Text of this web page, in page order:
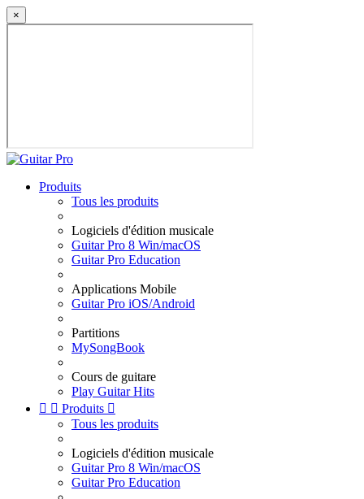
×
Produits
Tous les produits
Logiciels d'édition musicale
Guitar Pro 8 Win/macOS
Guitar Pro Education
Applications Mobile
Guitar Pro iOS/Android
Partitions
MySongBook
Cours de guitare
Play Guitar Hits
  Produits 
Tous les produits
Logiciels d'édition musicale
Guitar Pro 8 Win/macOS
Guitar Pro Education